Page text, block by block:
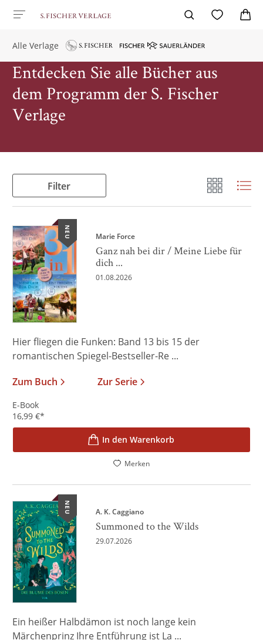
Alle Verlage
Entdecken Sie alle Bücher aus
dem Programm der S. Fischer
Verlage
Filter
NEU Marie Force
Ganz nah bei dir / Meine Liebe für
dich ...
01.08.2026
Hier fliegen die Funken: Band 13 bis 15 der
romantischen Spiegel-Bestseller-Re ...
Zum Buch
Zur Serie
E-Book
16,99 €*
In den Warenkorb
Merken
NEU A. K. Caggiano
Summoned to the Wilds
29.07.2026
Ein heißer Halbdämon ist noch lange kein
Märchenprinz Ihre Entführung ist La ...